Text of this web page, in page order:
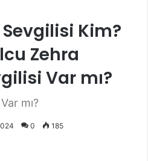
Kim?
Zehra
Var mı?
mı?
0 185